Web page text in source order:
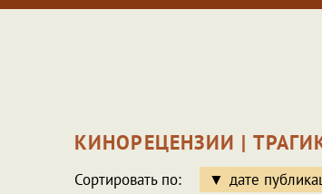
КИНОРЕЦЕНЗИИ |
Сортировать по: дате